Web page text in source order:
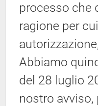
processo che
ragione per
Abbiamo
del 28 luglio
nostro